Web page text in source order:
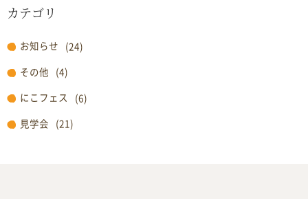
カテゴリ
お知らせ (24)
その他 (4)
にこフェス
(6)
見学会 (21)